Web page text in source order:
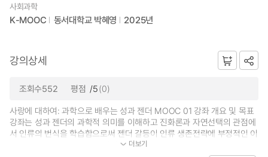
사회과학
K-MOOC 동서대학교 박혜영 2025년
강의상세
조회수552 평점 /5(0)
사랑에 대하여: 과학으로 배우는 성과 젠더 MOOC 01 강좌 개요 및 목표
강좌는 성과 젠더의 과학적 의미를 이해하고 진화론과 자연선택의 관점에
서 인류의 번식을 학습함으로써 젠더 갈등이 인류 생존전략에 부정적인 이
유를 설명할 수 있도록 구성되었... 더보기